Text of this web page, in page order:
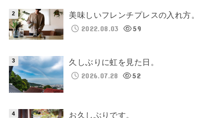
美味しいフレンチプレスの入れ方。
2022.08.03
59
久しぶりに虹を見た日。
2026.07.28
52
お久しぶりです。